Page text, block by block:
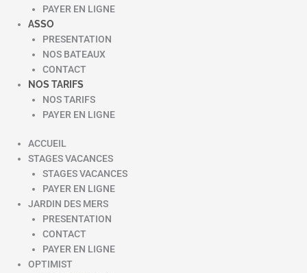
PAYER EN LIGNE
ASSO
PRESENTATION
NOS BATEAUX
CONTACT
NOS TARIFS
NOS TARIFS
PAYER EN LIGNE
ACCUEIL
STAGES VACANCES
STAGES VACANCES
PAYER EN LIGNE
JARDIN DES MERS
PRESENTATION
CONTACT
PAYER EN LIGNE
OPTIMIST